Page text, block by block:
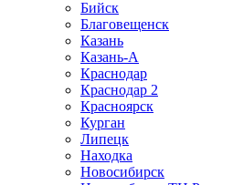
Бийск
Благовещенск
Казань
Казань-А
Краснодар
Краснодар 2
Красноярск
Курган
Липецк
Находка
Новосибирск